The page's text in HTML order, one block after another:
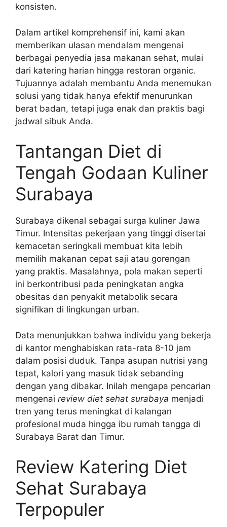
konsisten.
Dalam artikel komprehensif ini, kami akan
memberikan ulasan mendalam mengenai
berbagai penyedia jasa makanan sehat, mulai
dari katering harian hingga restoran organic.
Tujuannya adalah membantu Anda menemukan
solusi yang tidak hanya efektif menurunkan
berat badan, tetapi juga enak dan praktis bagi
jadwal sibuk Anda.
Tantangan Diet di
Tengah Godaan Kuliner
Surabaya
Surabaya dikenal sebagai surga kuliner Jawa
Timur. Intensitas pekerjaan yang tinggi disertai
kemacetan seringkali membuat kita lebih
memilih makanan cepat saji atau gorengan
yang praktis. Masalahnya, pola makan seperti
ini berkontribusi pada peningkatan angka
obesitas dan penyakit metabolik secara
signifikan di lingkungan urban.
Data menunjukkan bahwa individu yang bekerja
di kantor menghabiskan rata-rata 8-10 jam
dalam posisi duduk. Tanpa asupan nutrisi yang
tepat, kalori yang masuk tidak sebanding
dengan yang dibakar. Inilah mengapa pencarian
mengenai review diet sehat surabaya menjadi
tren yang terus meningkat di kalangan
profesional muda hingga ibu rumah tangga di
Surabaya Barat dan Timur.
Review Katering Diet
Sehat Surabaya
Terpopuler